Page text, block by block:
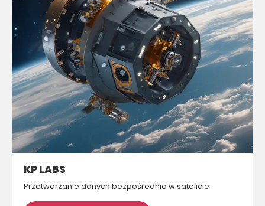
KP LABS
Przetwarzanie danych bezpośrednio w satelicie